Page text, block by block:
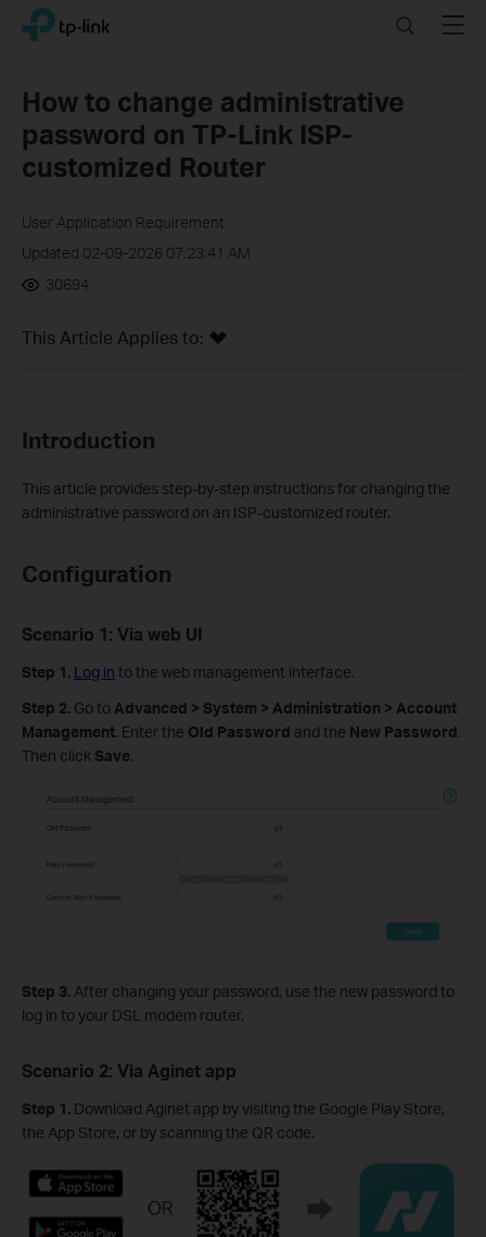
Click
navigation
TP-Link, Reliably Smart SearchMenu
How to change administrative
password on TP-Link ISP-
customized Router
User Application Requirement
Updated 02-09-2026 07:23:41 AM
30694
This Article Applies to:
Introduction
This article provides step-by-step instructions for changing the
administrative password on an ISP-customized router.
Configuration
Scenario 1: Via web UI
Step 1. Log in to the web management interface.
Step 2. Go to Advanced > System > Administration > Account
Management. Enter the Old Password and the New Password.
Then click Save.
Step 3. After changing your password, use the new password to
log in to your DSL modem router.
Scenario 2: Via Aginet app
Step 1. Download Aginet app by visiting the Google Play Store,
the App Store, or by scanning the QR code.